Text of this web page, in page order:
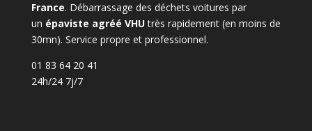
France. Débarrassage des déchets voitures par
un épaviste agréé VHUtrès rapidement (en moins de
30mn). Service propre et professionnel.
01 83 64 20 41
24h/24 7j/7